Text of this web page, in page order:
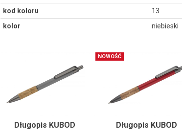
kod koloru
13
kolor
niebieski
Długopis KUBOD
NOWOŚĆ
Długopis KUBOD